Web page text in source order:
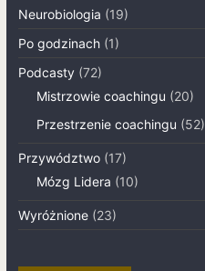
Neurobiologia (19)
Po godzinach(1)
Podcasty(72)
Mistrzowie coachingu (20)
Przestrzenie coachingu (52)
Przywództwo(17)
Mózg Lidera (10)
Wyróżnione(23)